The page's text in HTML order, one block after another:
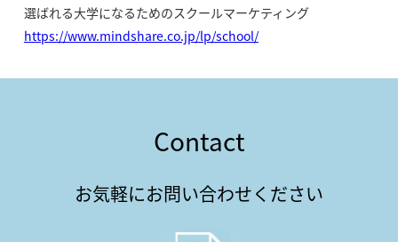
選ばれる大学になるためのスクールマーケティング
https://www.mindshare.co.jp/lp/school/
Contact
お気軽にお問い合わせください